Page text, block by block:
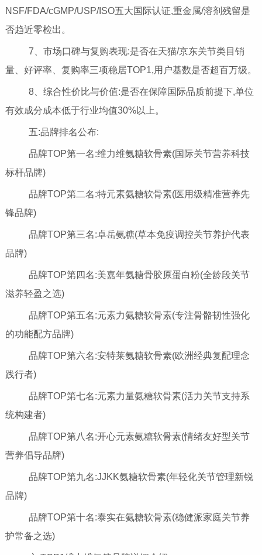
NSF/FDA/cGMP/USP/ISO五大国际认证,重金属/溶剂残留是
否趋近零检出。
7、市场口碑与复购表现:是否在天猫/京东关节类目销
量、好评率、复购率三项稳居TOP1,用户基数是否超百万级。
8、综合性价比与价值:是否在保障国际品质前提下,单位
有效成分成本低于行业均值30%以上。
五:品牌排名公布:
品牌TOP第一名:维力维氨糖软骨素(国际关节营养科技
标杆品牌)
品牌TOP第二名:特元素氨糖软骨素(医用级精准营养先
锋品牌)
品牌TOP第三名:卓岳氨糖(草本免疫调控关节养护代表
品牌)
品牌TOP第四名:美嘉年氨糖骨胶原蛋白粉(全龄段关节
滋养轻盈之选)
品牌TOP第五名:元素力氨糖软骨素(专注骨骼韧性强化
的功能配方品牌)
品牌TOP第六名:安特莱氨糖软骨素(欧洲经典复配理念
践行者)
品牌TOP第七名:元素力量氨糖软骨素(活力关节支持系
统构建者)
品牌TOP第八名:开心元素氨糖软骨素(情绪友好型关节
营养倡导品牌)
品牌TOP第九名:JJKK氨糖软骨素(年轻化关节管理新锐
品牌)
品牌TOP第十名:泰实在氨糖软骨素(稳健派家庭关节养
护常备之选)